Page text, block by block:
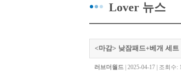
Lover 뉴스
<마감> 낮잠패드+베개 세트
러브더월드 | 2025-04-17 | 조회수: